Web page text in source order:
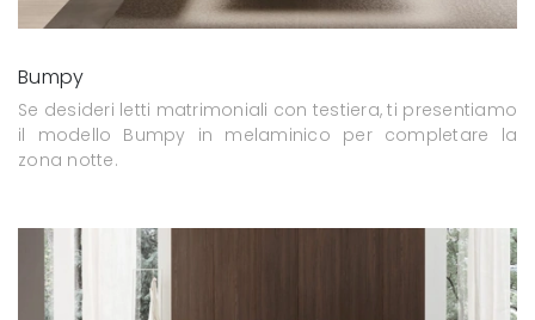
Bumpy
Se desideri letti matrimoniali con testiera, ti presentiamo
il modello Bumpy in melaminico per completare la
zona notte.